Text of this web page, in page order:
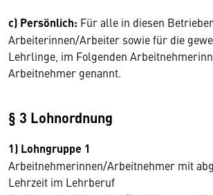
c) Persönlich: Für alle in diesen
Arbeiterinnen/Arbeiter sowie für die
Lehrlinge, im Folgenden
Arbeitnehmer genannt.
§ 3 Lohnordnung
1) Lohngruppe 1
Arbeitnehmerinnen/Arbeitnehmer mit
Lehrzeit im Lehrberuf